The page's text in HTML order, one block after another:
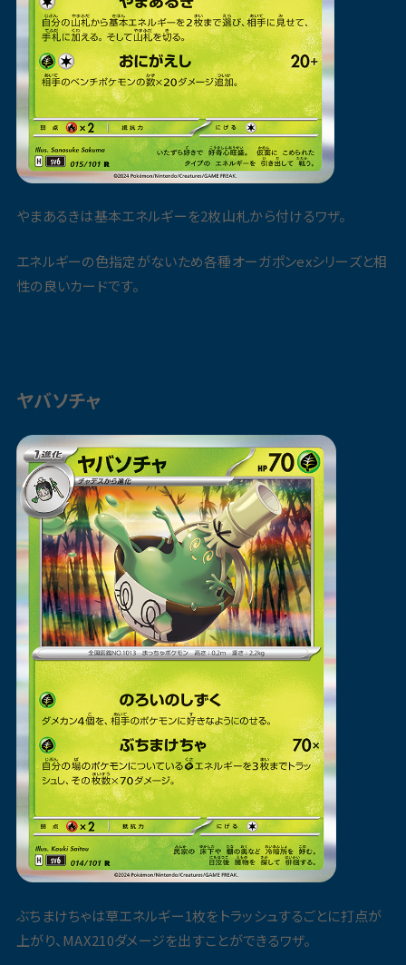
やまあるきは基本エネルギーを2枚山札から付けるワザ。
エネルギーの色指定がないため各種オーガポンexシリーズと相
性の良いカードです。
ヤバソチャ
ぶちまけちゃは草エネルギー1枚をトラッシュするごとに打点が
上がり、MAX210ダメージを出すことができるワザ。